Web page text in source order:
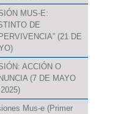
MUS-E:
DE
(21 DE
ACCIÓN O
(7 DE MAYO
Mus-e (Primer